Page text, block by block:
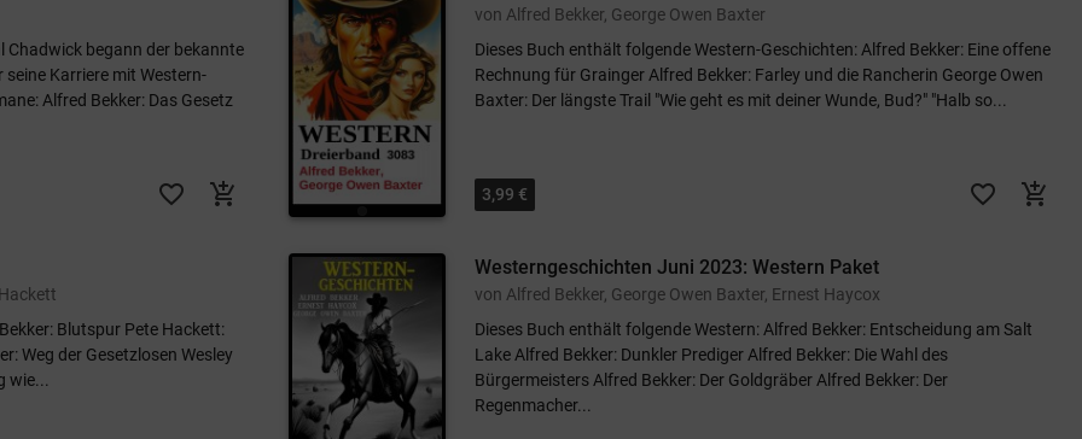
Chadwick begann der bekannte
Karriere mit Western-
Alfred Bekker: Das Gesetz
favorite_border add_shopping_cart
von Alfred Bekker, George Owen Baxter
Dieses Buch enthält folgende Western-Geschichten: Alfred Bekker: Eine offene
Rechnung für Grainger Alfred Bekker: Farley und die Rancherin George Owen
Baxter: Der längste Trail "Wie geht es mit deiner Wunde, Bud?" "Halb so...
3,99 € favorite_border add_shopping_cart
Blutspur Pete Hackett:
Weg der Gesetzlosen Wesley
wie...
Westerngeschichten Juni 2023: Western Paket
von Alfred Bekker, George Owen Baxter, Ernest Haycox
Dieses Buch enthält folgende Western: Alfred Bekker: Entscheidung am Salt
Lake Alfred Bekker: Dunkler Prediger Alfred Bekker: Die Wahl des
Bürgermeisters Alfred Bekker: Der Goldgräber Alfred Bekker: Der
Regenmacher...